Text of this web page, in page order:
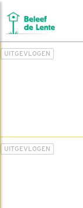
UITGEVLOGEN
UITGEVLOGEN